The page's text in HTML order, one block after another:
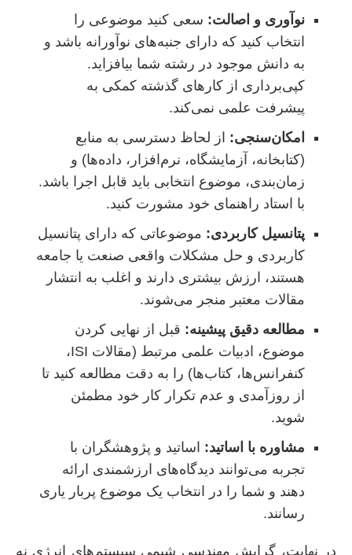
نوآوری و اصالت: سعی کنید موضوعی را
انتخاب کنید که دارای جنبه‌های نوآورانه باشد و
به دانش موجود در رشته شما بیافزاید.
کپی‌برداری از کارهای گذشته کمکی به
پیشرفت علمی نمی‌کند.
امکان‌سنجی: از لحاظ دسترسی به منابع
(کتابخانه، آزمایشگاه، نرم‌افزار، داده‌ها) و
زمان‌بندی، موضوع انتخابی باید قابل اجرا باشد.
با استاد راهنمای خود مشورت کنید.
پتانسیل کاربردی: موضوعاتی که دارای پتانسیل
کاربردی و حل مشکلات واقعی صنعت یا جامعه
هستند، ارزش بیشتری دارند و اغلب به انتشار
مقالات معتبر منجر می‌شوند.
مطالعه دقیق پیشینه: قبل از نهایی کردن
موضوع، ادبیات علمی مرتبط (مقالات ISI،
کنفرانس‌ها، کتاب‌ها) را به دقت مطالعه کنید تا
از روزآمدی و عدم تکرار کار خود مطمئن
شوید.
مشاوره با اساتید: اساتید و پژوهشگران با
تجربه می‌توانند دیدگاه‌های ارزشمندی ارائه
دهند و شما را در انتخاب یک موضوع پربار یاری
رسانند.
در نهایت، گرایش مهندسی شیمی سیستم‌های انرژی نه